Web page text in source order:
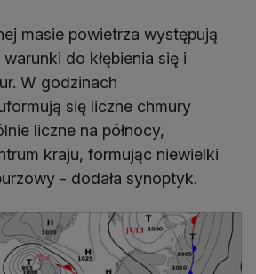
masie powietrza występują
do kłębienia się i
W godzinach
się liczne chmury
liczne na północy,
kraju, formując niewielki
- dodała synoptyk.